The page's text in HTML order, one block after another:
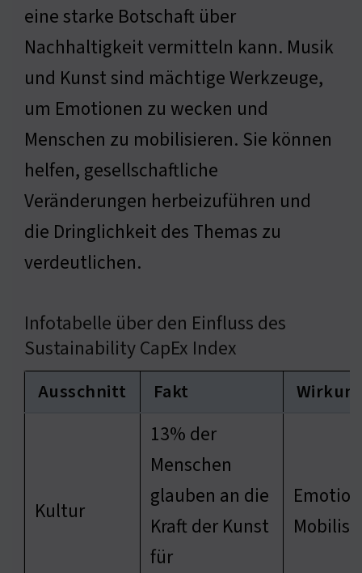
eine starke Botschaft über
Nachhaltigkeit vermitteln kann. Musik
und Kunst sind mächtige Werkzeuge,
um Emotionen zu wecken und
Menschen zu mobilisieren. Sie können
helfen, gesellschaftliche
Veränderungen herbeizuführen und
die Dringlichkeit des Themas zu
verdeutlichen.
Infotabelle über den Einfluss des
Sustainability CapEx Index
Ausschnitt Fakt
Kultur
13% der
Menschen
glauben an die
Kraft der Kunst
für